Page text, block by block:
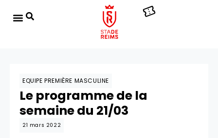
EQUIPE PREMIÈRE MASCULINE
Le programme de la
semaine du 21/03
21 mars 2022